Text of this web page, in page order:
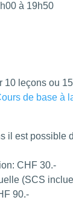
à 19h50
10 leçons ou
de base à
il est possible
CHF 30.-
(SCS
90.-